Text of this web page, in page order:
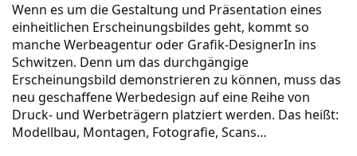
Wenn es um die Gestaltung und Präsentation eines
einheitlichen Erscheinungsbildes geht, kommt so
manche Werbeagentur oder Grafik-DesignerIn ins
Schwitzen. Denn um das durchgängige
Erscheinungsbild demonstrieren zu können, muss das
neu geschaffene Werbedesign auf eine Reihe von
Druck- und Werbeträgern platziert werden. Das heißt:
Modellbau, Montagen, Fotografie, Scans…